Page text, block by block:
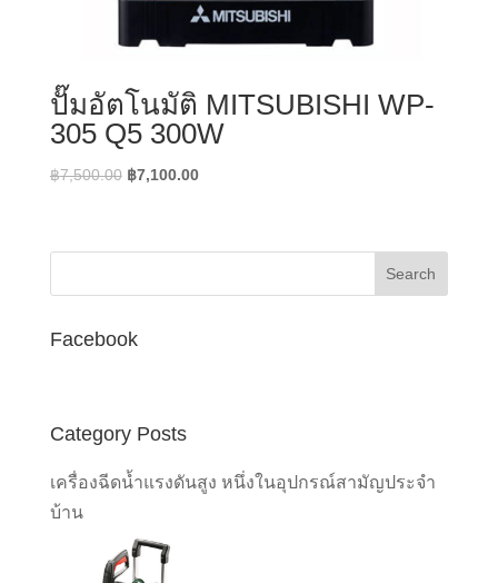
ปั๊มอัตโนมัติ MITSUBISHI WP-
305 Q5 300W
฿7,500.00 Original
฿7,500.00.
฿7,100.00Current
฿7,100.00.
Facebook
Category Posts
เครื่องฉีดน้ำแรงดันสูง หนึ่งในอุปกรณ์สามัญประจำ
บ้าน